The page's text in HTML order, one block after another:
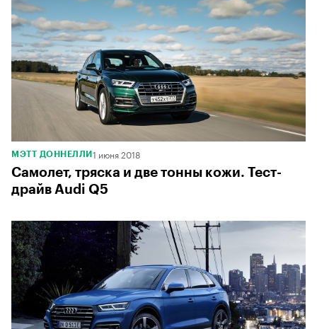
МЭТТ ДОННЕЛЛИ 1 июня 2018
Самолет, тряска и две тонны кожи. Тест-
драйв Audi Q5